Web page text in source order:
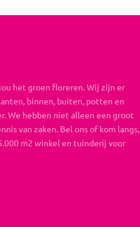
het groen floreren. Wij zijn er
binnen, buiten, potten en
We hebben niet alleen een groot
van zaken. Bel ons of kom langs,
m2 winkel en tuinderij voor